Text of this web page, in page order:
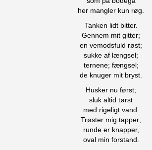
her mangler kun røg.
Tanken lidt bitter.
Gennem mit gitter;
en vemodsfuld røst;
sukke af længsel;
ternene; fængsel;
de knuger mit bryst.
Husker nu først;
sluk altid tørst
med rigeligt vand.
Trøster mig tapper;
runde er knapper,
oval min forstand.